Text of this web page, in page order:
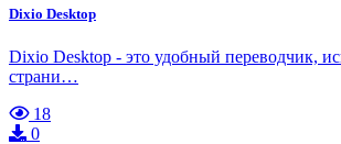
Dixio Desktop
Dixio Desktop - это удобный переводчик,
страни…
18
0